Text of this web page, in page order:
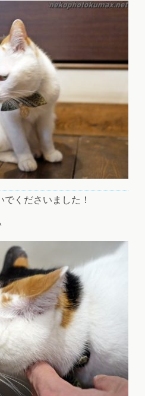
くださいました！